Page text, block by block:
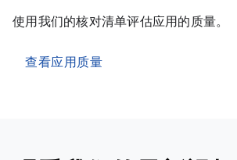
使用我们的核对清单评估应用的质量。
查看应用质量